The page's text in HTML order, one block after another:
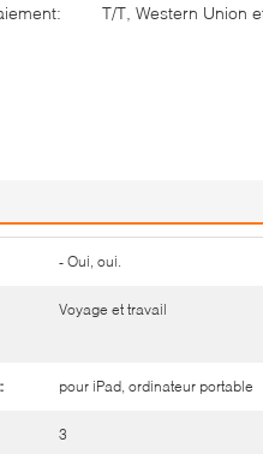
T/T, Western Union
- Oui, oui.
Voyage et travail
pour iPad, ordinateur portable
3